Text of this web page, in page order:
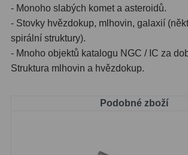
Kapesní 14
Dětské7
Námořní12
- Monoho slabých komet a asteroidů.
- Stovky hvězdokup, mlhovin, galaxií
spirální struktury).
- Mnoho objektů katalogu NGC / IC za
Struktura mlhovin a hvězdokup.
Podobné zboží